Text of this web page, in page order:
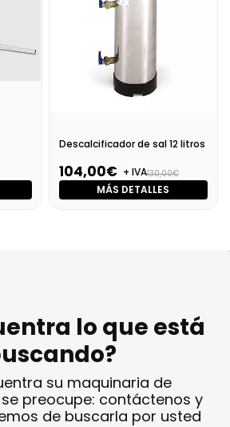
Descalcificador de sal 12 litros
104,00€ + IVA130,00€
MÁS DETALLES
lo que está
su maquinaria de
preocupe: contáctenos y
de buscarla por usted